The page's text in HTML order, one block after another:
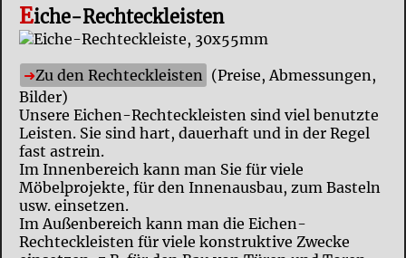
Eiche-Rechteckleisten
Zu den Rechteckleisten (Preise, Abmessungen,
Bilder)
Unsere Eichen-Rechteckleisten sind viel benutzte
Leisten. Sie sind hart, dauerhaft und in der Regel
fast astrein.
Im Innenbereich kann man Sie für viele
Möbelprojekte, für den Innenausbau, zum Basteln
usw. einsetzen.
Im Außenbereich kann man die Eichen-
Rechteckleisten für viele konstruktive Zwecke